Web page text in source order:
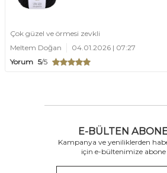
Çok güzel ve örmesi zevkli
Meltem Doğan
04.01.2026 | 07:27
Yorum 5/5
E-BÜLTEN
Kampanya ve yeniliklerden
için e-bültenimize abone